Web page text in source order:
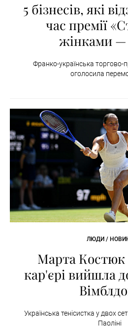
5 бізнесів, які
час премії
жінками —
Франко-українська
оголосила
ЛЮДИ /
Марта Костюк
кар'єрі вийшла
Українська тенісистка у двох
Паоліні